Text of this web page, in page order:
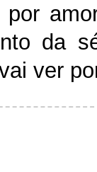
por
da
ver